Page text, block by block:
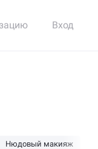
Вход
Нюдовый макияж